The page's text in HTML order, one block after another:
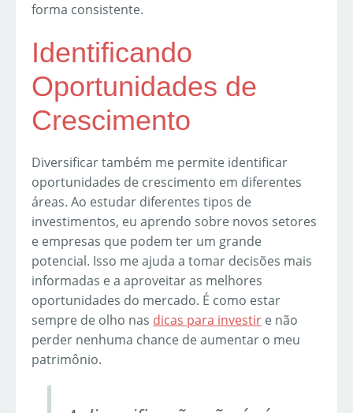
forma consistente.
Identificando
Oportunidades de
Crescimento
Diversificar também me permite identificar
oportunidades de crescimento em diferentes
áreas. Ao estudar diferentes tipos de
investimentos, eu aprendo sobre novos setores
e empresas que podem ter um grande
potencial. Isso me ajuda a tomar decisões mais
informadas e a aproveitar as melhores
oportunidades do mercado. É como estar
sempre de olho nas dicas para investir e não
perder nenhuma chance de aumentar o meu
patrimônio.